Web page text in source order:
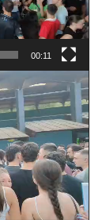
00:11